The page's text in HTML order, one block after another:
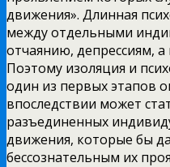
движения». Длинная
между отдельными
отчаянию, депрессиям, а
Поэтому изоляция и
один из первых этапов
впоследствии может
разъединенных
движения, которые бы
бессознательным их